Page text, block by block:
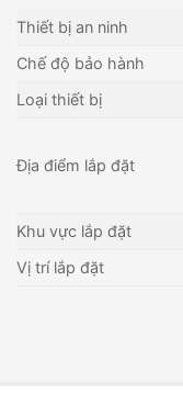
Thiết bị an ninh
Chế độ bảo hành
Loại thiết bị
Địa điểm lắp đặt
Khu vực lắp đặt
Vị trí lắp đặt